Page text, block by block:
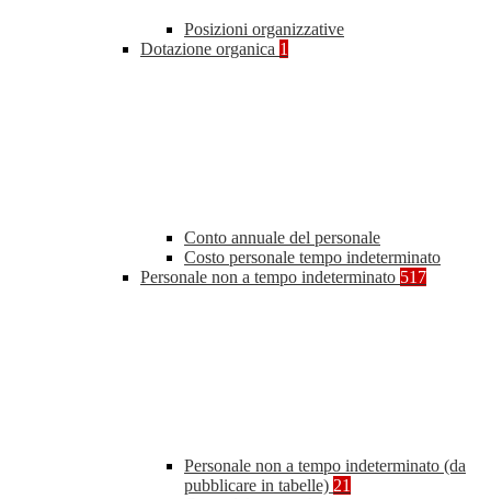
Posizioni organizzative
Dotazione organica 1
Conto annuale del personale
Costo personale tempo indeterminato
Personale non a tempo indeterminato 517
Personale non a tempo indeterminato (da
pubblicare in tabelle) 21